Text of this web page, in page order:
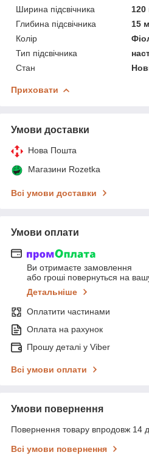
Ширина підсвічника
Глибина підсвічника
15
Колір
Тип підсвічника
Стан
Приховати
Умови доставки
Нова Пошта
Магазини Rozetka
Всі умови доставки
Умови оплати
Ви отримаєте замовлення
або гроші повернуться на
Детальніше
Оплатити частинами
Оплата на рахунок
Прошу деталі у Viber
Всі умови оплати
Умови повернення
Повернення товару впродовж 14
Всі умови повернення